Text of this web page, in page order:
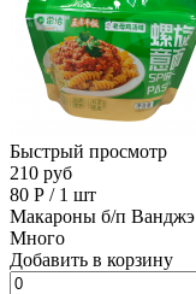
Быстрый просмотр
210 руб
80 Р / 1 шт
Макароны б/п
Много
Добавить в корзину